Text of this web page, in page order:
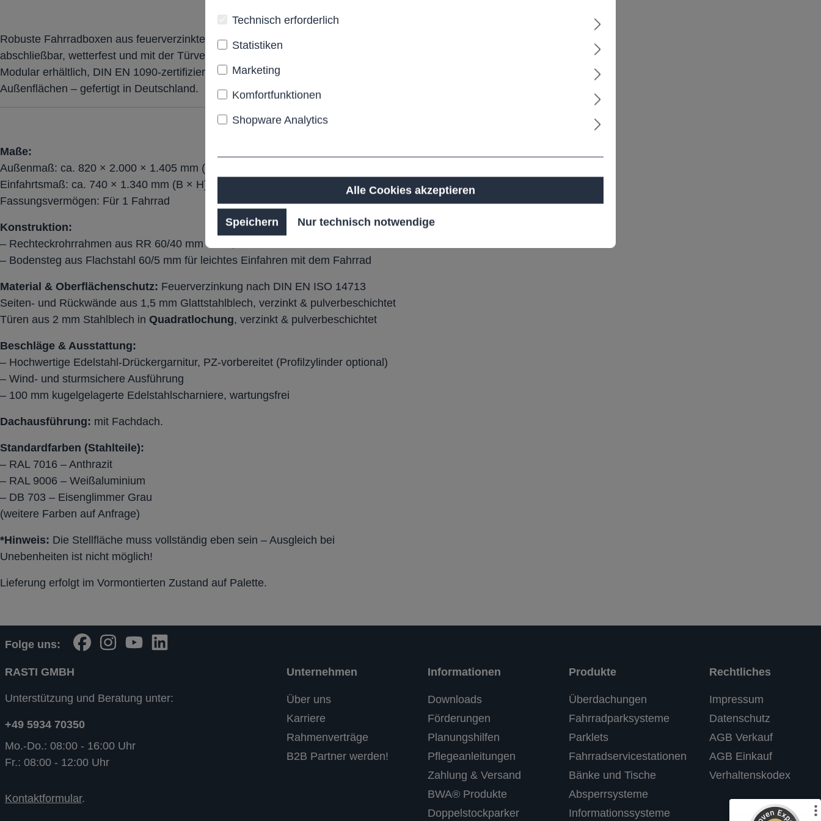
Robuste Fahrradboxen aus feuerverzinktem, pulverbeschichtetem Stahl –
abschließbar, wetterfest und mit der Türverkleidung aus
Modular erhältlich, DIN EN 1090-zertifiziert, ideal für private oder gewerbliche
Außenflächen – gefertigt in Deutschland.
Maße:
Außenmaß: ca. 820 × 2.000 × 1.405 mm (B × T × H)
Einfahrtsmaß: ca. 740 × 1.340 mm (B × H)
Fassungsvermögen: Für 1 Fahrrad
Konstruktion:
– Rechteckrohrrahmen aus RR 60/40 mm Stahl, verschweißt
– Bodensteg aus Flachstahl 60/5 mm für leichtes Einfahren mit dem Fahrrad
Material & Oberflächenschutz: Feuerverzinkung nach DIN EN ISO 14713
Seiten- und Rückwände aus 1,5 mm Glattstahlblech, verzinkt & pulverbeschichtet
Türen aus 2 mm Stahlblech in Quadratlochung, verzinkt & pulverbeschichtet
Beschläge & Ausstattung:
– Hochwertige Edelstahl-Drückergarnitur, PZ-vorbereitet (Profilzylinder optional)
– Wind- und sturmsichere Ausführung
– 100 mm kugelgelagerte Edelstahlscharniere, wartungsfrei
Dachausführung: mit Fachdach.
Standardfarben (Stahlteile):
– RAL 7016 – Anthrazit
– RAL 9006 – Weißaluminium
– DB 703 – Eisenglimmer Grau
(weitere Farben auf Anfrage)
*Hinweis: Die Stellfläche muss vollständig eben sein – Ausgleich bei
Unebenheiten ist nicht möglich!
Lieferung erfolgt im Vormontierten Zustand auf Palette.
Folge uns:
RASTI GMBH
Unterstützung und Beratung unter:
+49 5934 70350
Mo.-Do.: 08:00 - 16:00 Uhr
Fr.: 08:00 - 12:00 Uhr
Kontaktformular.
Unternehmen
Über uns
Karriere
Rahmenverträge
B2B Partner werden!
Informationen
Downloads
Förderungen
Planungshilfen
Pflegeanleitungen
Zahlung & Versand
BWA® Produkte
Doppelstockparker
Produkte
Überdachungen
Fahrradparksysteme
Parklets
Fahrradservicestationen
Bänke und Tische
Absperrsysteme
Informationssysteme
Rechtliches
Impressum
Datenschutz
AGB Verkauf
AGB Einkauf
Verhaltenskodex
Technisch erforderlich
Statistiken
Marketing
Komfortfunktionen
Shopware Analytics
Alle Cookies akzeptieren
Speichern Nur technisch notwendige
RASTI
100
%
Empfehlungen auf
ProvenExpert.com
Bewertungen auf ProvenExpert.com